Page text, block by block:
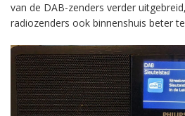
van de DAB-zenders verder
radiozenders ook binnenshuis beter